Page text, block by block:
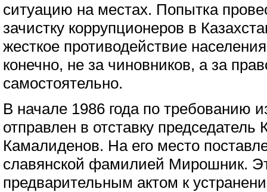
ситуацию на местах. Попытка
зачистку коррупционеров в
жесткое противодействие
конечно, не за чиновников, а за
самостоятельно.
В начале 1986 года по требованию
отправлен в отставку
Камалиденов. На его место
славянской фамилией Мирошник.
предварительным актом к